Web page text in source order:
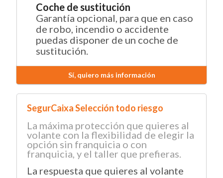
Coche de sustitución
Garantía opcional, para que en caso
de robo, incendio o accidente
puedas disponer de un coche de
sustitución.
Sí, quiero más información
SegurCaixa Selección todo riesgo
La máxima protección que quieres al
volante con la flexibilidad de elegir la
opción sin franquicia o con
franquicia, y el taller que prefieras.
La respuesta que quieres al volante